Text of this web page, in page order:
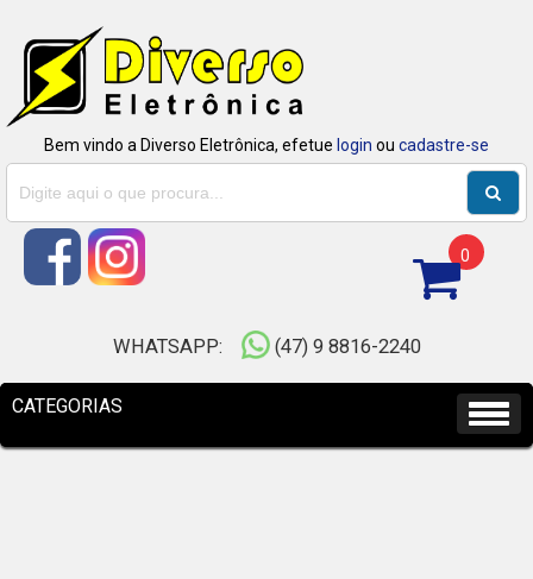
Bem vindo a Diverso Eletrônica, efetue login ou cadastre-se
0
WHATSAPP: (47) 9 8816-2240